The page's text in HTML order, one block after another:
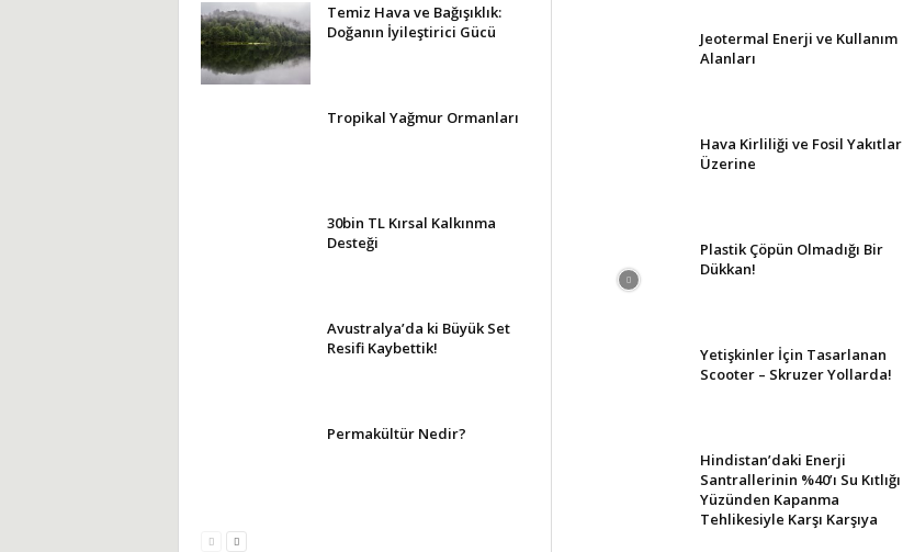
Temiz Hava ve Bağışıklık:
Doğanın İyileştirici Gücü
Tropikal Yağmur Ormanları
30bin TL Kırsal Kalkınma
Desteği
Avustralya’da ki Büyük Set
Resifi Kaybettik!
Permakültür Nedir?
Jeotermal Enerji ve Kullanım
Alanları
Hava Kirliliği ve Fosil Yakıtlar
Üzerine
Plastik Çöpün Olmadığı Bir
Dükkan!
Yetişkinler İçin Tasarlanan
Scooter – Skruzer Yollarda!
Hindistan’daki Enerji
Santrallerinin %40’ı Su Kıtlığı
Yüzünden Kapanma
Tehlikesiyle Karşı Karşıya